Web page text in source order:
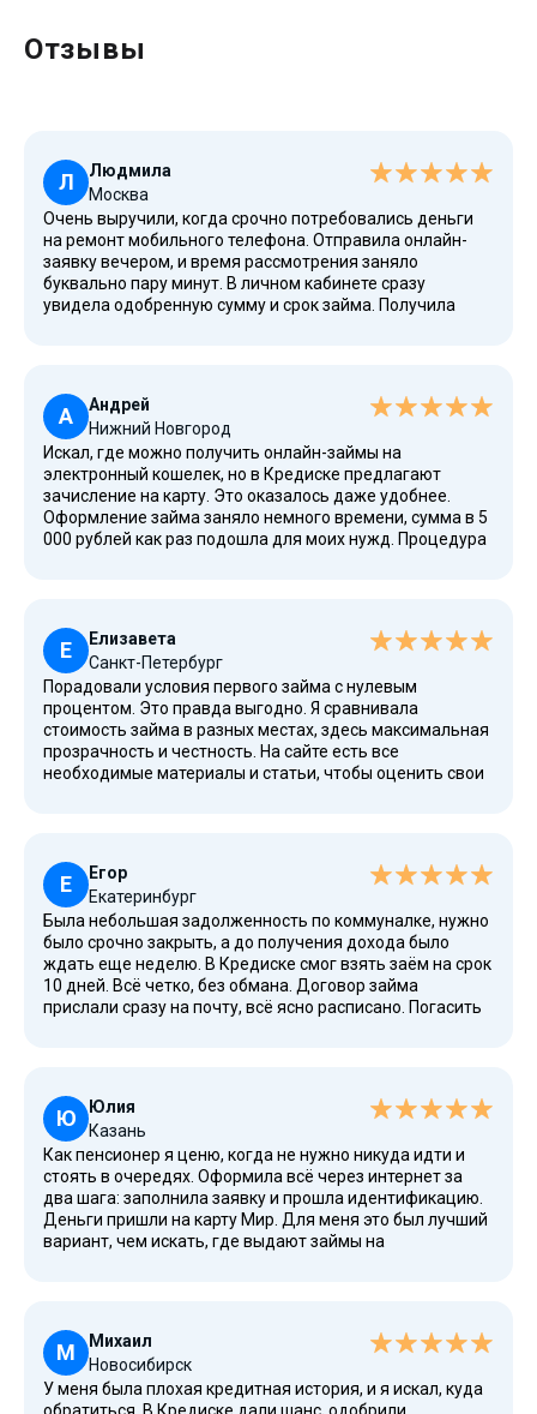
Отзывы
Л
Людмила
Москва
Очень выручили, когда срочно потребовались деньги
на ремонт мобильного телефона. Отправила онлайн-
заявку вечером, и время рассмотрения заняло
буквально пару минут. В личном кабинете сразу
увидела одобренную сумму и срок займа. Получила
А
Андрей
Нижний Новгород
Искал, где можно получить онлайн-займы на
электронный кошелек, но в Кредиске предлагают
зачисление на карту. Это оказалось даже удобнее.
Оформление займа заняло немного времени, сумма в 5
000 рублей как раз подошла для моих нужд. Процедура
Е
Елизавета
Санкт-Петербург
Порадовали условия первого займа с нулевым
процентом. Это правда выгодно. Я сравнивала
стоимость займа в разных местах, здесь максимальная
прозрачность и честность. На сайте есть все
необходимые материалы и статьи, чтобы оценить свои
Е
Егор
Екатеринбург
Была небольшая задолженность по коммуналке, нужно
было срочно закрыть, а до получения дохода было
ждать еще неделю. В Кредиске смог взять заём на срок
10 дней. Всё четко, без обмана. Договор займа
прислали сразу на почту, всё ясно расписано. Погасить
Ю
Юлия
Казань
Как пенсионер я ценю, когда не нужно никуда идти и
стоять в очередях. Оформила всё через интернет за
два шага: заполнила заявку и прошла идентификацию.
Деньги пришли на карту Мир. Для меня это был лучший
вариант, чем искать, где выдают займы на
М
Михаил
Новосибирск
У меня была плохая кредитная история, и я искал, куда